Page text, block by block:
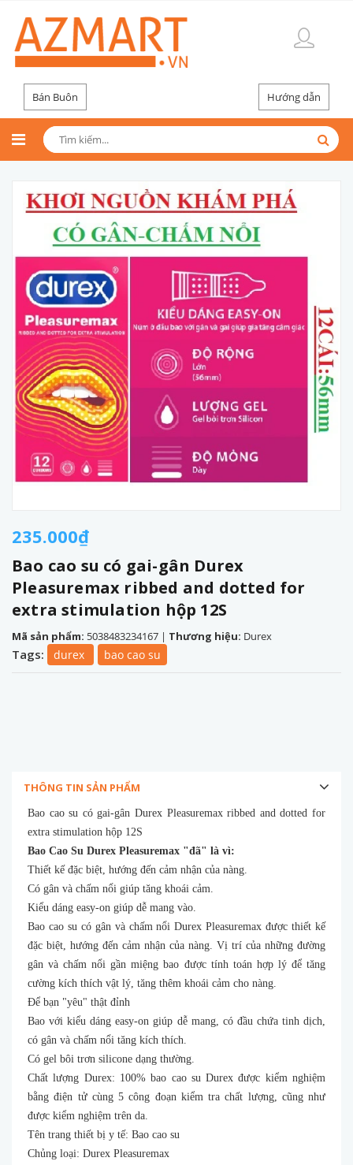
Bán Buôn Hướng dẫn
235.000₫
Bao cao su có gai-gân Durex
Pleasuremax ribbed and dotted for
extra stimulation hộp 12S
Mã sản phẩm: 5038483234167 | Thương hiệu: Durex
Tags: durex bao cao su
THÔNG TIN SẢN PHẨM
Bao cao su có gai-gân Durex Pleasuremax ribbed and dotted for
extra stimulation hộp 12S
Bao Cao Su Durex Pleasuremax "đã" là vì:
Thiết kế đặc biệt, hướng đến cảm nhận của nàng.
Có gân và chấm nổi giúp tăng khoái cảm.
Kiểu dáng easy-on giúp dễ mang vào.
Bao cao su có gân và chấm nổi Durex Pleasuremax được thiết kế
đặc biệt, hướng đến cảm nhận của nàng. Vị trí của những đường
gân và chấm nổi gần miệng bao được tính toán hợp lý để tăng
cường kích thích vật lý, tăng thêm khoái cảm cho nàng.
Để bạn "yêu" thật đỉnh
Bao với kiểu dáng easy-on giúp dễ mang, có đầu chứa tinh dịch,
có gân và chấm nổi tăng kích thích.
Có gel bôi trơn silicone dạng thường.
Chất lượng Durex: 100% bao cao su Durex được kiểm nghiệm
bằng điện tử cùng 5 công đoạn kiểm tra chất lượng, cũng như
được kiểm nghiệm trên da.
Tên trang thiết bị y tế: Bao cao su
Chủng loại: Durex Pleasuremax